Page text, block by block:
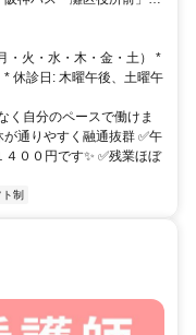
り徒歩約5分 * 阪神新在
分
・火・水・木・金・土） *
休診日: 木曜午後、土曜午
く自分のペースで働けま
通りやすく融通抜群 ✅午
００円です✨ ✅残業ほぼ
制